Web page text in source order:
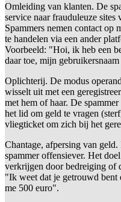
Omleiding van klanten. De
service naar frauduleuze sites
Spammers nemen contact op
te handelen via een ander
Voorbeeld: "Hoi, ik heb een
daar toe, mijn
Oplichterij. De modus
wisselt uit met een
met hem of haar. De
het lid om geld te vragen
vliegticket om zich bij het
Chantage, afpersing van
spammer offensiever. Het
verkrijgen door bedreiging of
"Ik weet dat je getrouwd bent
me 500 euro".